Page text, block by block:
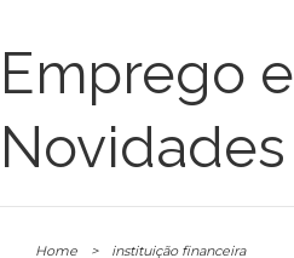
Emprego e
Novidades
Home > instituição financeira